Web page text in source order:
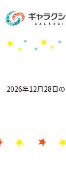
施設案内
こども
Gがくえん
お
2026年12月28日